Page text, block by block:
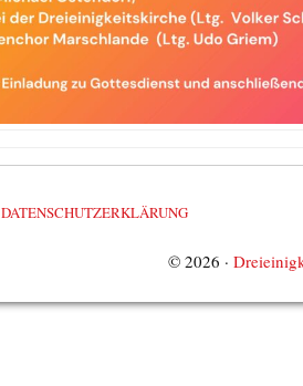
DATENSCHUTZERKLÄRUNG
© 2026 ·